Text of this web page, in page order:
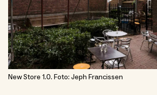
New Store 1.0. Foto: Jeph Francissen